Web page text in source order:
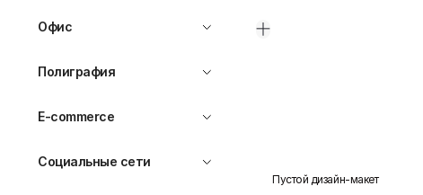
Офис
Полиграфия
E-commerce
Социальные сети
Пустой дизайн-макет